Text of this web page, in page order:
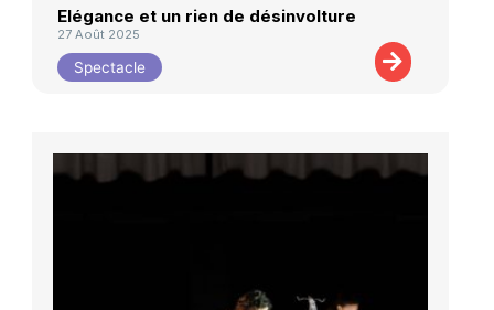
Elégance et un rien de désinvolture
27 Août 2025
Spectacle